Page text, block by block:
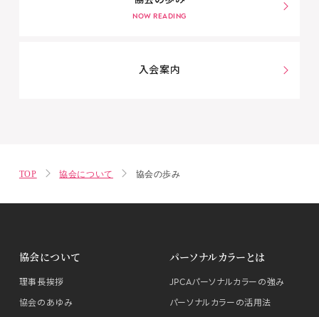
入会案内
TOP 協会について 協会の歩み
協会について
理事長挨拶
協会のあゆみ
パーソナルカラーとは
JPCAパーソナルカラーの強み
パーソナルカラーの活用法